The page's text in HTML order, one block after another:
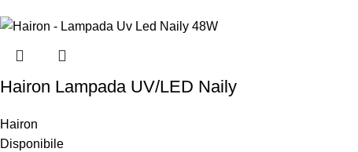
Hairon Lampada UV/LED Naily
Hairon
Disponibile